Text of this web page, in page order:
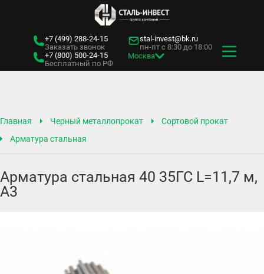
+7 (499) 288-24-15
Заказать звонок
+7 (800) 500-24-15
Бесплатный по РФ
stal-invest@bk.ru
пн-пт с 8:30 до 18:00
Москва
Главная Черный металлопрокат
Сортовой прокат
Арматура стальная
Арматура стальная 40 35ГС L=11,7 м,
А3